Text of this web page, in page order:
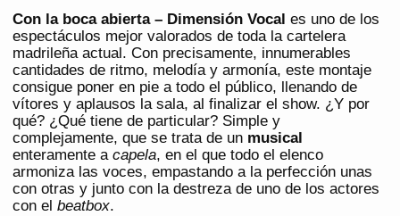
Con la boca abierta – Dimensión Vocal es uno de los
espectáculos mejor valorados de toda la cartelera
madrileña actual. Con precisamente, innumerables
cantidades de ritmo, melodía y armonía, este montaje
consigue poner en pie a todo el público, llenando de
vítores y aplausos la sala, al finalizar el show. ¿Y por
qué? ¿Qué tiene de particular? Simple y
complejamente, que se trata de un musical
enteramente a capela, en el que todo el elenco
armoniza las voces, empastando a la perfección unas
con otras y junto con la destreza de uno de los actores
con el beatbox.